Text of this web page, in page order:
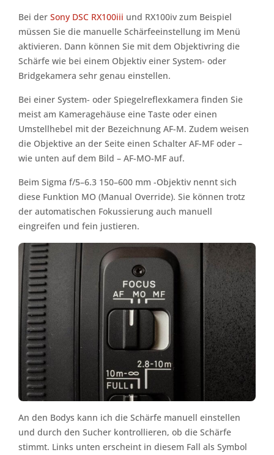
Bei der Sony DSC RX100iii und RX100iv zum Beispiel
müssen Sie die manuelle Schärfeeinstellung im Menü
aktivieren. Dann können Sie mit dem Objektivring die
Schärfe wie bei einem Objektiv einer System- oder
Bridgekamera sehr genau einstellen.
Bei einer System- oder Spiegelreflexkamera finden Sie
meist am Kameragehäuse eine Taste oder einen
Umstellhebel mit der Bezeichnung AF-M. Zudem weisen
die Objektive an der Seite einen Schalter AF-MF oder –
wie unten auf dem Bild – AF-MO-MF auf.
Beim Sigma f/5–6.3 150–600 mm -Objektiv nennt sich
diese Funktion MO (Manual Override). Sie können trotz
der automatischen Fokussierung auch manuell
eingreifen und fein justieren.
An den Bodys kann ich die Schärfe manuell einstellen
und durch den Sucher kontrollieren, ob die Schärfe
stimmt. Links unten erscheint in diesem Fall als Symbol